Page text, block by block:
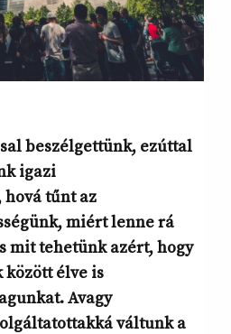
beszélgettünk, ezúttal
igazi
hová tűnt az
miért lenne rá
mit tehetünk azért, hogy
élve is
Avagy
váltunk a